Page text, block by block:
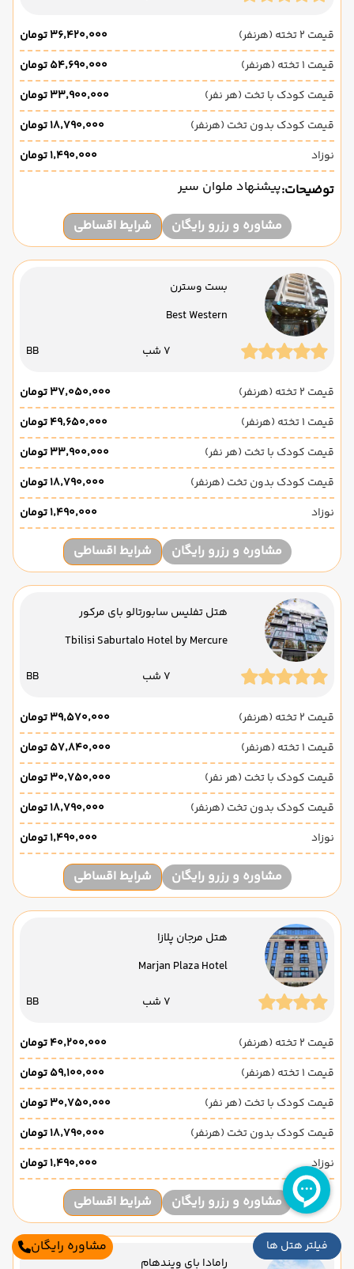
فیلتر هتل ها
قیمت 2 تخته (هرنفر)
۳۶٬۴۲۰٬۰۰۰ تومان
قیمت 1 تخته (هرنفر)
۵۴٬۶۹۰٬۰۰۰ تومان
قیمت کودک با تخت (هر نفر)
۳۳٬۹۰۰٬۰۰۰ تومان
قیمت کودک بدون تخت (هرنفر)
۱۸٬۷۹۰٬۰۰۰ تومان
نوزاد
۱٬۴۹۰٬۰۰۰ تومان
توضیحات:پیشنهاد ملوان سیر
مشاوره و رزرو رایگان
شرایط اقساطی
بست وسترن
Best Western
7 شب BB
قیمت 2 تخته (هرنفر)
۳۷٬۰۵۰٬۰۰۰ تومان
قیمت 1 تخته (هرنفر)
۴۹٬۶۵۰٬۰۰۰ تومان
قیمت کودک با تخت (هر نفر)
۳۳٬۹۰۰٬۰۰۰ تومان
قیمت کودک بدون تخت (هرنفر)
۱۸٬۷۹۰٬۰۰۰ تومان
نوزاد
۱٬۴۹۰٬۰۰۰ تومان
مشاوره و رزرو رایگان شرایط اقساطی
هتل تفلیس سابورتالو بای مرکور
Tbilisi Saburtalo Hotel by Mercure
7 شب BB
قیمت 2 تخته (هرنفر)
۳۹٬۵۷۰٬۰۰۰ تومان
قیمت 1 تخته (هرنفر)
۵۷٬۸۴۰٬۰۰۰ تومان
قیمت کودک با تخت (هر نفر)
۳۰٬۷۵۰٬۰۰۰ تومان
قیمت کودک بدون تخت (هرنفر)
۱۸٬۷۹۰٬۰۰۰ تومان
نوزاد
۱٬۴۹۰٬۰۰۰ تومان
مشاوره و رزرو رایگان شرایط اقساطی
هتل مرجان پلازا
Marjan Plaza Hotel
7 شب BB
قیمت 2 تخته (هرنفر)
۴۰٬۲۰۰٬۰۰۰ تومان
قیمت 1 تخته (هرنفر)
۵۹٬۱۰۰٬۰۰۰ تومان
قیمت کودک با تخت (هر نفر)
۳۰٬۷۵۰٬۰۰۰ تومان
قیمت کودک بدون تخت (هرنفر)
۱۸٬۷۹۰٬۰۰۰ تومان
نوزاد
۱٬۴۹۰٬۰۰۰ تومان
مشاوره و رزرو رایگان شرایط اقساطی
رامادا بای ویندهام
مشاوره رایگان